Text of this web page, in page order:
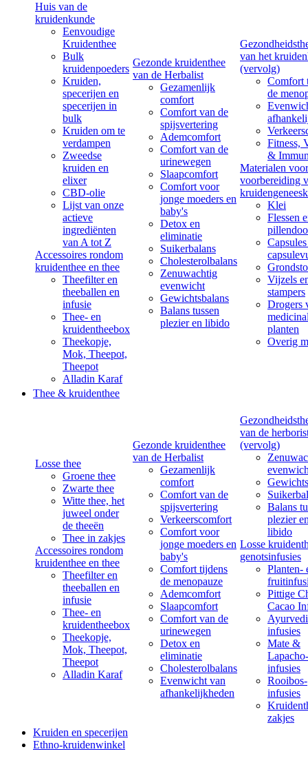
Huis van de
kruidenkunde
Eenvoudige
Kruidenthee
Bulk
kruidenpoeders
Kruiden,
specerijen en
specerijen in
bulk
Kruiden om te
verdampen
Zweedse
kruiden en
elixer
CBD-olie
Lijst van onze
actieve
ingrediënten
van A tot Z
Accessoires rondom
kruidenthee en thee
Theefilter en
theeballen en
infusie
Thee- en
kruidentheebox
Theekopje,
Mok, Theepot,
Theepot
Alladin Karaf
Gezonde kruidenthee
van de Herbalist
Gezamenlijk
comfort
Comfort van de
spijsvertering
Ademcomfort
Comfort van de
urinewegen
Slaapcomfort
Comfort voor
jonge moeders en
baby's
Detox en
eliminatie
Suikerbalans
Cholesterolbalans
Zenuwachtig
evenwicht
Gewichtsbalans
Balans tussen
plezier en libido
van het
(vervolg)
Comfort
de
Fitness,
&
Materialen
voorbereiding
Klei
Flessen
Vijzels
stampers
Drogers
planten
Overig
Thee & kruidenthee
Losse thee
Groene thee
Zwarte thee
Witte thee, het
juweel onder
de theeën
Thee in zakjes
Accessoires rondom
kruidenthee en thee
Theefilter en
theeballen en
infusie
Thee- en
kruidentheebox
Theekopje,
Mok, Theepot,
Theepot
Alladin Karaf
Gezonde kruidenthee
van de Herbalist
Gezamenlijk
comfort
Comfort van de
spijsvertering
Verkeerscomfort
Comfort voor
jonge moeders en
baby's
Comfort tijdens
de menopauze
Ademcomfort
Slaapcomfort
Comfort van de
urinewegen
Detox en
eliminatie
Cholesterolbalans
Evenwicht van
afhankelijkheden
van de
(vervolg)
Balans
plezier
libido
Losse
genotsinfusies
Planten-
Pittige
Cacao
infusies
Mate &
Lapacho-
infusies
Rooibos-
infusies
zakjes
Kruiden en specerijen
Ethno-kruidenwinkel